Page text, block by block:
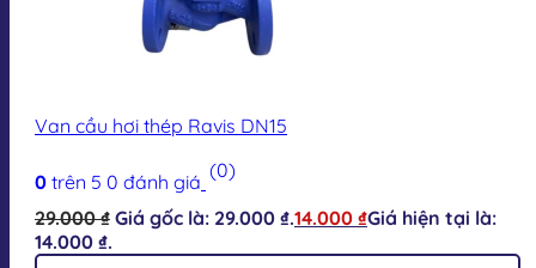
Van cầu hơi thép Ravis DN15
0 trên 5 0 đánh giá (0)
29.000₫ Giá gốc là: 29.000 ₫.14.000 ₫Giá hiện tại là:
14.000 ₫.